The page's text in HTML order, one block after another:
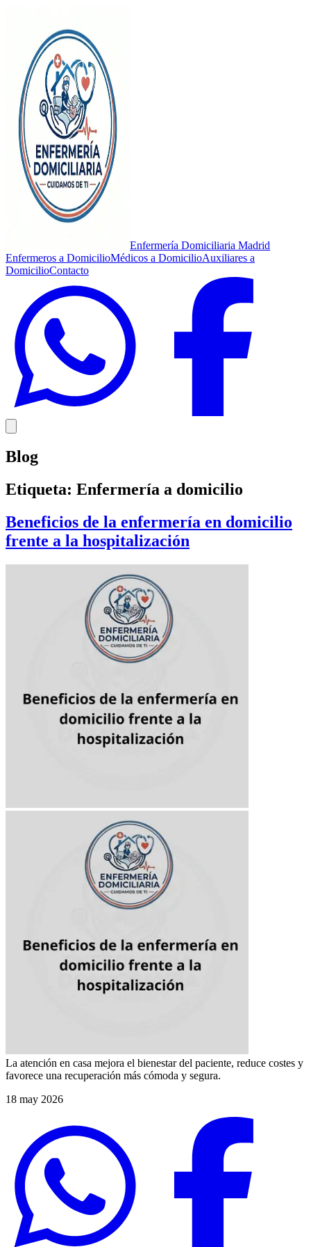
Enfermería Domiciliaria Madrid
Enfermeros a DomicilioMédicos a DomicilioAuxiliares a
DomicilioContacto
Blog
Etiqueta: Enfermería a domicilio
Beneficios de la enfermería en domicilio
frente a la hospitalización
La atención en casa mejora el bienestar del paciente, reduce costes y
favorece una recuperación más cómoda y segura.
18 may 2026